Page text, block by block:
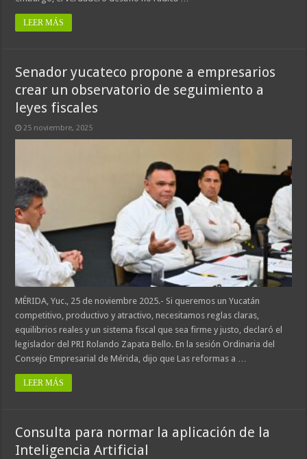
LEER MÁS
Senador yucateco propone a empresarios
crear un observatorio de seguimiento a
leyes fiscales
25 noviembre, 2025
MÉRIDA, Yuc., 25 de noviembre 2025.- Si queremos un Yucatán
competitivo, productivo y atractivo, necesitamos reglas claras,
equilibrios reales y un sistema fiscal que sea firme y justo, declaró el
legislador del PRI Rolando Zapata Bello. En la sesión Ordinaria del
Consejo Empresarial de Mérida, dijo que Las reformas a …
LEER MÁS
Consulta para normar la aplicación de la
Inteligencia Artificial